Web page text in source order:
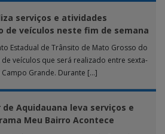
serviços e atividades
de veículos neste fim de semana
Estadual de Trânsito de Mato Grosso do
veículos que será realizado entre sexta-
Grande. Durante […]
Aquidauana leva serviços e
Meu Bairro Acontece